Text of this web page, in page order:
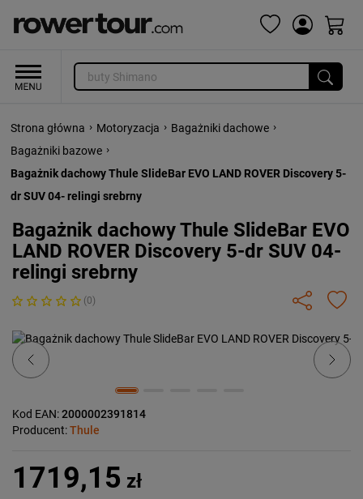
Strona główna › Motoryzacja › Bagażniki dachowe ›
Bagażniki bazowe ›
Bagażnik dachowy Thule SlideBar EVO LAND ROVER Discovery 5-
dr SUV 04- relingi srebrny
Bagażnik dachowy Thule SlideBar EVO
LAND ROVER Discovery 5-dr SUV 04-
relingi srebrny
(0)
Previous Next
Kod EAN:2000002391814
Producent:Thule
1719,15 zł